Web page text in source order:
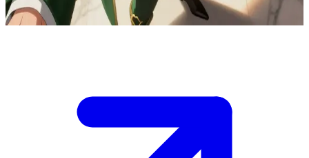
Show more